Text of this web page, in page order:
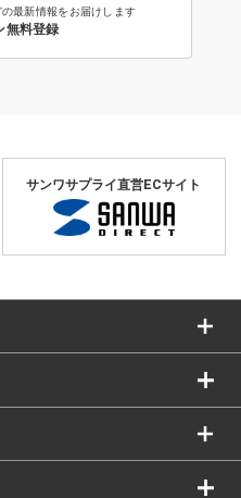
最新情報をお届けします
無料登録
サンワサプライ直営ECサイト